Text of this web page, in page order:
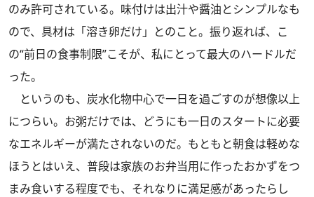
のみ許可されている。味付けは出汁や醤油とシンプルなも
ので、具材は「溶き卵だけ」とのこと。振り返れば、こ
の“前日の食事制限”こそが、私にとって最大のハードルだ
った。
というのも、炭水化物中心で一日を過ごすのが想像以上
につらい。お粥だけでは、どうにも一日のスタートに必要
なエネルギーが満たされないのだ。もともと朝食は軽めな
ほうとはいえ、普段は家族のお弁当用に作ったおかずをつ
まみ食いする程度でも、それなりに満足感があったらし